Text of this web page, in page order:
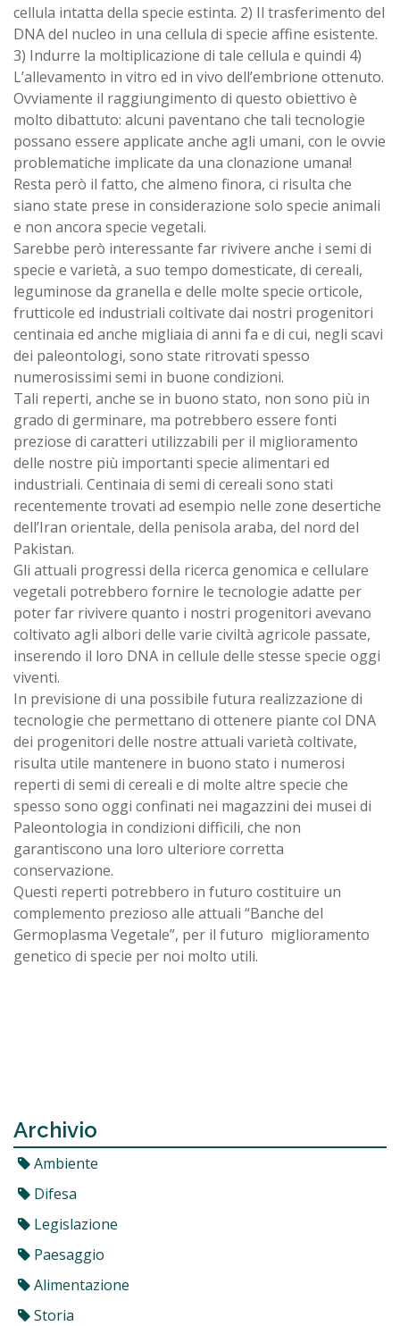
cellula intatta della specie estinta. 2) Il trasferimento del
DNA del nucleo in una cellula di specie affine esistente.
3) Indurre la moltiplicazione di tale cellula e quindi 4)
L’allevamento in vitro ed in vivo dell’embrione ottenuto.
Ovviamente il raggiungimento di questo obiettivo è
molto dibattuto: alcuni paventano che tali tecnologie
possano essere applicate anche agli umani, con le ovvie
problematiche implicate da una clonazione umana!
Resta però il fatto, che almeno finora, ci risulta che
siano state prese in considerazione solo specie animali
e non ancora specie vegetali.
Sarebbe però interessante far rivivere anche i semi di
specie e varietà, a suo tempo domesticate, di cereali,
leguminose da granella e delle molte specie orticole,
frutticole ed industriali coltivate dai nostri progenitori
centinaia ed anche migliaia di anni fa e di cui, negli scavi
dei paleontologi, sono state ritrovati spesso
numerosissimi semi in buone condizioni.
Tali reperti, anche se in buono stato, non sono più in
grado di germinare, ma potrebbero essere fonti
preziose di caratteri utilizzabili per il miglioramento
delle nostre più importanti specie alimentari ed
industriali. Centinaia di semi di cereali sono stati
recentemente trovati ad esempio nelle zone desertiche
dell’Iran orientale, della penisola araba, del nord del
Pakistan.
Gli attuali progressi della ricerca genomica e cellulare
vegetali potrebbero fornire le tecnologie adatte per
poter far rivivere quanto i nostri progenitori avevano
coltivato agli albori delle varie civiltà agricole passate,
inserendo il loro DNA in cellule delle stesse specie oggi
viventi.
In previsione di una possibile futura realizzazione di
tecnologie che permettano di ottenere piante col DNA
dei progenitori delle nostre attuali varietà coltivate,
risulta utile mantenere in buono stato i numerosi
reperti di semi di cereali e di molte altre specie che
spesso sono oggi confinati nei magazzini dei musei di
Paleontologia in condizioni difficili, che non
garantiscono una loro ulteriore corretta
conservazione.
Questi reperti potrebbero in futuro costituire un
complemento prezioso alle attuali “Banche del
Germoplasma Vegetale”, per il futuro miglioramento
genetico di specie per noi molto utili.
Archivio
Ambiente
Difesa
Legislazione
Paesaggio
Alimentazione
Storia